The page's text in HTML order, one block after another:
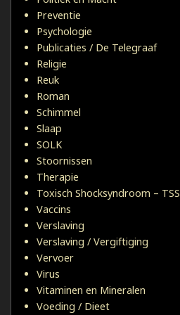
Preventie
Psychologie
Publicaties / De Telegraaf
Religie
Reuk
Roman
Schimmel
Slaap
SOLK
Stoornissen
Therapie
Toxisch Shocksyndroom – TSS
Vaccins
Verslaving
Verslaving / Vergiftiging
Vervoer
Virus
Vitaminen en Mineralen
Voeding / Dieet